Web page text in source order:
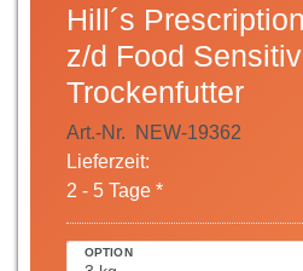
Hill´s
z/d Food
Trockenfutter
Art.-Nr.
NEW-19362
Lieferzeit:
2 - 5 Tage *
OPTION